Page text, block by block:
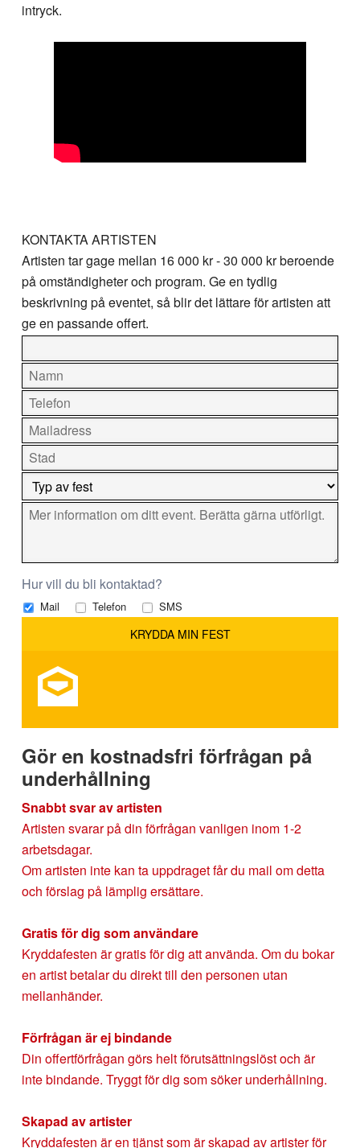
intryck.
KONTAKTA ARTISTEN
Artisten tar gage mellan 16 000 kr - 30 000 krberoende
på omständigheter och program. Ge en tydlig
beskrivning på eventet, så blir det lättare för artisten att
ge en passande offert.
Hur vill du bli kontaktad?
Mail Telefon SMS
Gör en kostnadsfri förfrågan på
underhållning
Snabbt svar av artisten
Artisten svarar på din förfrågan vanligen inom 1-2
arbetsdagar.
Om artisten inte kan ta uppdraget får du mail om detta
och förslag på lämplig ersättare.
Gratis för dig som användare
Kryddafesten är gratis för dig att använda. Om du bokar
en artist betalar du direkt till den personen utan
mellanhänder.
Förfrågan är ej bindande
Din offertförfrågan görs helt förutsättningslöst och är
inte bindande. Tryggt för dig som söker underhållning.
Skapad av artister
Kryddafesten är en tjänst som är skapad av artister för